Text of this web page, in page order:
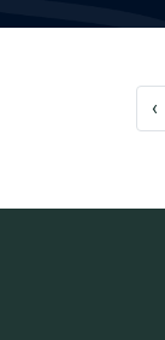
‹